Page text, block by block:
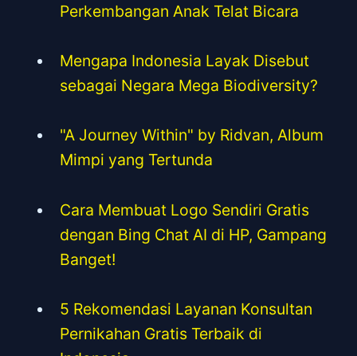
Perkembangan Anak Telat Bicara
Mengapa Indonesia Layak Disebut
sebagai Negara Mega Biodiversity?
"A Journey Within" by Ridvan, Album
Mimpi yang Tertunda
Cara Membuat Logo Sendiri Gratis
dengan Bing Chat AI di HP, Gampang
Banget!
5 Rekomendasi Layanan Konsultan
Pernikahan Gratis Terbaik di